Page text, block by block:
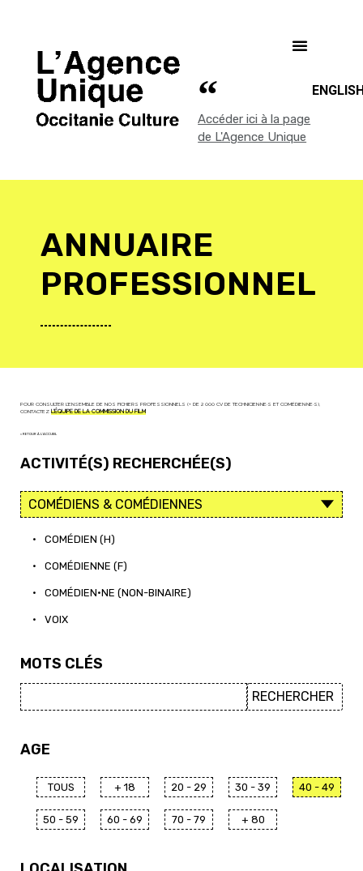
Accéder ici à la page
de L'Agence Unique
ANNUAIRE
PROFESSIONNEL
POUR CONSULTER L'ENSEMBLE DE NOS FICHIERS PROFESSIONNELS (+ DE 2 000 CV DE TECHNICIEN·NE·S ET COMÉDIEN·NE·S),
CONTACTEZ L'ÉQUIPE DE LA COMMISSION DU FILM
< RETOUR À L'ACCUEIL
ACTIVITÉ(S) RECHERCHÉE(S)
• COMÉDIEN (H)
• COMÉDIENNE (F)
• COMÉDIEN·NE (NON-BINAIRE)
• VOIX
MOTS CLÉS
AGE
TOUS + 18 20 - 29 30 - 39 40 - 49
50 - 59 60 - 69 70 - 79 + 80